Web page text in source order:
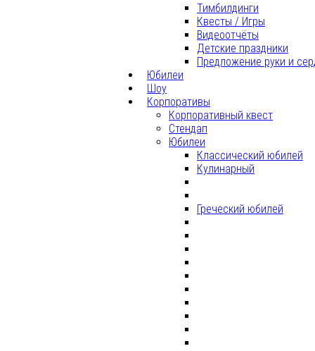
Тимбилдинги
Квесты / Игры
Видеоотчёты
Детские праздники
Предложение руки и
Юбилеи
Шоу
Корпоративы
Корпоративный квест
Стендап
Юбилеи
Классический юбилей
Кулинарный
Греческий юбилей